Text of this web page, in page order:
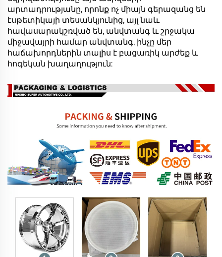
արտադրությանը, որոնք ոչ միայն գերազանց են
էսթետիկայի տեսանկյունից, այլ նաև
հավասարակշռված են, անվտանգ և շրջակա
միջավայրի համար անվտանգ, ինչը մեր
հաճախորդներին տալիս է բացառիկ արժեք և
հոգեկան խաղաղություն: